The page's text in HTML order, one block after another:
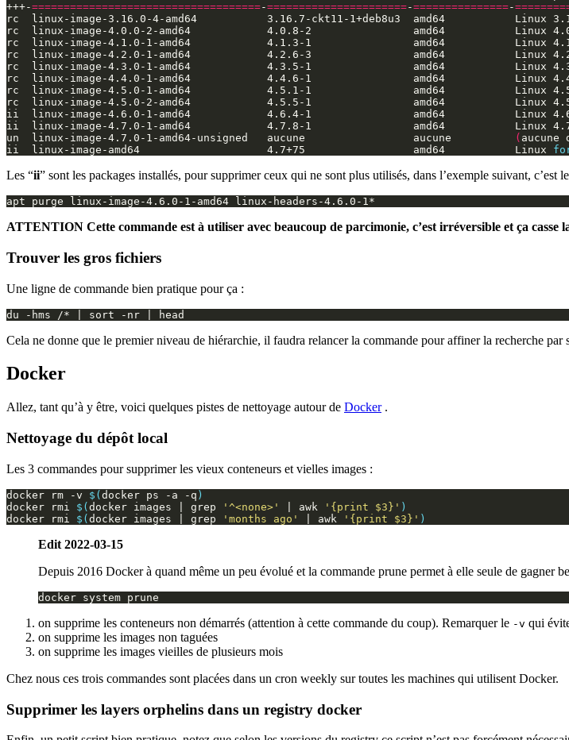
+++-====================================-======================-===============-
rc  linux-image-3.16.0-4-amd64           3.16.7-ckt11-1+deb8u3  amd64           Linux
rc  linux-image-4.0.0-2-amd64            4.0.8-2                amd64           Linux
rc  linux-image-4.1.0-1-amd64            4.1.3-1                amd64           Linux
rc  linux-image-4.2.0-1-amd64            4.2.6-3                amd64           Linux
rc  linux-image-4.3.0-1-amd64            4.3.5-1                amd64           Linux
rc  linux-image-4.4.0-1-amd64            4.4.6-1                amd64           Linux
rc  linux-image-4.5.0-1-amd64            4.5.1-1                amd64           Linux
rc  linux-image-4.5.0-2-amd64            4.5.5-1                amd64           Linux
ii  linux-image-4.6.0-1-amd64            4.6.4-1                amd64           Linux
ii  linux-image-4.7.0-1-amd64            4.7.8-1                amd64           Linux
un  linux-image-4.7.0-1-amd64-unsigned   aucune                 aucune
(
ii  linux-image-amd64                    4.7+75                 amd64           Linux
Les “ii” sont les packages installés, pour supprimer ceux qui ne sont plus utilisés, dans l’exemple suivant, c’est le
ATTENTION Cette commande est à utiliser avec beaucoup de parcimonie, c’est irréversible et ça
Trouver les gros fichiers
Une ligne de commande bien pratique pour ça :
du -hms /* sort -nr
Cela ne donne que le premier niveau de hiérarchie, il faudra relancer la commande pour affiner la recherche par
Docker
Allez, tant qu’à y être, voici quelques pistes de nettoyage autour de Docker.
Nettoyage du dépôt local
Les 3 commandes pour supprimer les vieux conteneurs et vielles images :
docker rm -v $( docker ps -a -q )
docker rmi $( docker images grep '^<none>' awk '{print $3}' )
docker rmi $( docker images grep 'months ago' awk '{print $3}' )
Edit 2022-03-15
Depuis 2016 Docker à quand même un peu évolué et la commande prune permet à elle seule de gagner
on supprime les conteneurs non démarrés (attention à cette commande du coup). Remarquer le -v qui
on supprime les images non taguées
on supprime les images vieilles de plusieurs mois
Chez nous ces trois commandes sont placées dans un cron weekly sur toutes les machines qui utilisent Docker.
Supprimer les layers orphelins dans un registry docker